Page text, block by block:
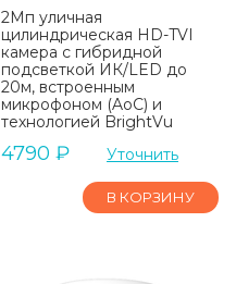
2Мп уличная
цилиндрическая HD-TVI
камера с гибридной
подсветкой ИК/LED до
20м, встроенным
микрофоном (AoC) и
технологией BrightVu
4790 ₽ Уточнить
В КОРЗИНУ